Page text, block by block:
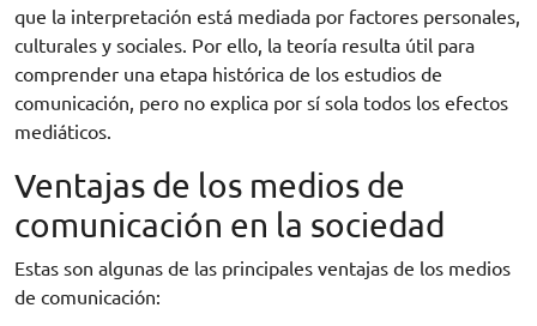
que la interpretación está mediada por factores personales,
culturales y sociales. Por ello, la teoría resulta útil para
comprender una etapa histórica de los estudios de
comunicación, pero no explica por sí sola todos los efectos
mediáticos.
Ventajas de los medios de
comunicación en la sociedad
Estas son algunas de las principales ventajas de los medios
de comunicación: